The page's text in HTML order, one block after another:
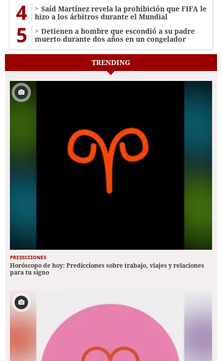
4
Saíd Martínez revela la prohibición que FIFA le
hizo a los árbitros durante el Mundial
5
Detienen a hombre que escondió a su padre
muerto durante dos años en un congelador
TRENDING
PREDICCIONES
Horóscopo de hoy: Predicciones sobre trabajo, viajes y relaciones
para tu signo